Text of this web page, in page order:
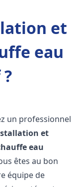
et
eau
un professionnel
et
eau
êtes au bon
équipe de